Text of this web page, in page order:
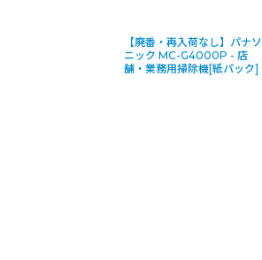
【廃番・再入荷なし】パナソ
ニック MC-G4000P - 店
舗・業務用掃除機[紙パック]